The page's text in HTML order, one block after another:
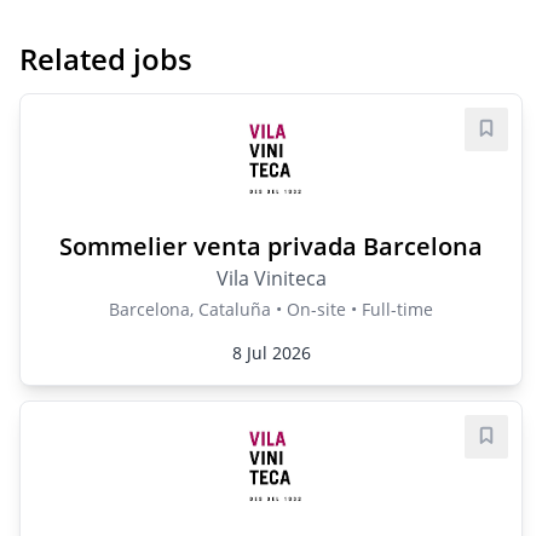
Related jobs
Sommelier venta privada Barcelona
Vila Viniteca
Barcelona, Cataluña • On-site • Full-time
8 Jul 2026
Save
Save